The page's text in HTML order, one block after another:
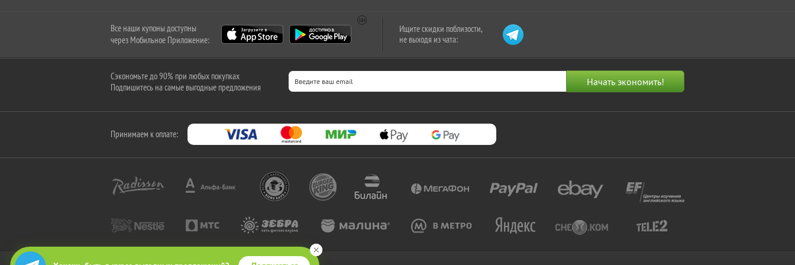
Все наши купоны доступны
через Мобильное Приложение:
Ищите скидки поблизости,
не выходя из чата:
Сэкономьте до 90% при любых покупках
Подпишитесь на самые выгодные предложения
Принимаем к оплате: